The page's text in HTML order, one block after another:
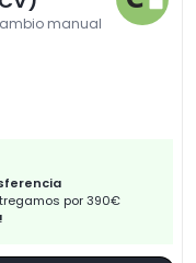
manual
por 390€